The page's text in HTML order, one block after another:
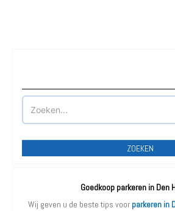
ZOEKEN
Goedkoop parkeren in Den
Wij geven u de beste tips voor parkeren in